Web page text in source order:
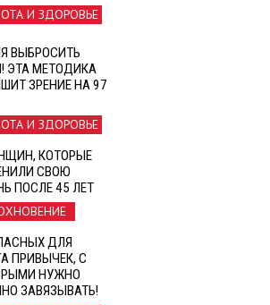
И ЗДОРОВЬЕ
ВЫБРОСИТЬ
ЭТА МЕТОДИКА
ЗРЕНИЕ НА 97
И ЗДОРОВЬЕ
КОТОРЫЕ
СВОЮ
ПОСЛЕ 45 ЛЕТ
ДЛЯ
ПРИВЫЧЕК, С
НУЖНО
ЗАВЯЗЫВАТЬ!